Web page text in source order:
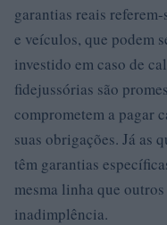
garantias reais
e veículos, que podem
investido em caso de
fidejussórias são
comprometem a pagar
suas obrigações. Já as
têm garantias
mesma linha que
inadimplência.